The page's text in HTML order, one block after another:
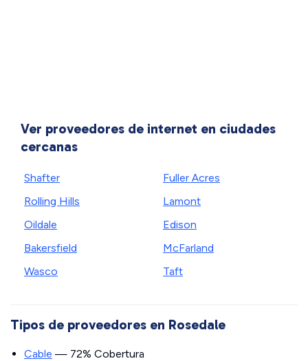
Ver proveedores de internet en ciudades
cercanas
Shafter
Rolling Hills
Oildale
Bakersfield
Wasco
Fuller Acres
Lamont
Edison
McFarland
Taft
Tipos de proveedores en Rosedale
Cable — 72% Cobertura